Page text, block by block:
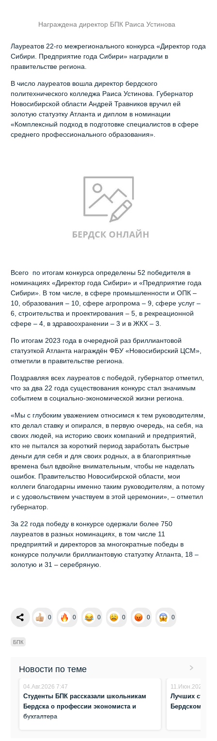
Награждена директор БПК Раиса Устинова
Лауреатов 22-го межрегионального конкурса «Директор года
Сибири. Предприятие года Сибири» наградили в
правительстве региона.
В число лауреатов вошла директор бердского
политехнического колледжа Раиса Устинова. Губернатор
Новосибирской области Андрей Травников вручил ей
золотую статуэтку Атланта и диплом в номинации
«Комплексный подход в подготовке специалистов в сфере
среднего профессионального образования».
Всего по итогам конкурса определены 52 победителя в
номинациях «Директор года Сибири» и «Предприятие года
Сибири». В том числе, в сфере промышленности и ОПК –
10, образования – 10, сфере агропрома – 9, сфере услуг –
6, строительства и проектирования – 5, в рекреационной
сфере – 4, в здравоохранении – 3 и в ЖКХ – 3.
По итогам 2023 года в очередной раз бриллиантовой
статуэткой Атланта награждён ФБУ «Новосибирский ЦСМ»,
отметили в правительстве региона.
Поздравляя всех лауреатов с победой, губернатор отметил,
что за два 22 года существования конкурс стал значимым
событием в социально-экономической жизни региона.
«Мы с глубоким уважением относимся к тем руководителям,
кто делал ставку и опирался, в первую очередь, на себя, на
своих людей, на историю своих компаний и предприятий,
кто не пытался за короткий период заработать быстрые
деньги для себя и для своих родных, а в благоприятные
времена был вдвойне внимательным, чтобы не наделать
ошибок. Правительство Новосибирской области, мои
коллеги благодарны именно таким руководителям, а потому
и с удовольствием участвуем в этой церемонии», – отметил
губернатор.
За 22 года победу в конкурсе одержали более 750
лауреатов в разных номинациях, в том числе 11
предприятий и директоров за многократные победы в
конкурсе получили бриллиантовую статуэтку Атланта, 18 –
золотую и 31 – серебряную.
0 0 0 0 0 0
БПК
Новости по теме
04.Авг.2026 7:47
Студенты БПК рассказали школьникам
Бердска о профессии экономиста и
бухгалтера
11.Июн.2026
Лучших
Бердском